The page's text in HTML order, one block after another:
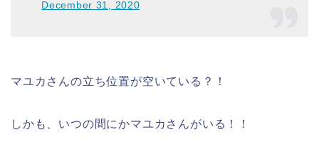
December 31, 2020
マユカさんの立ち位置が空いている？！
しかも、いつの間にかマユカさんがいる！！